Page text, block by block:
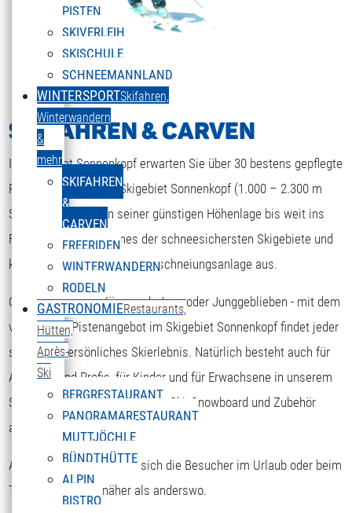
PISTEN
SKIVERLEIH
SKISCHULE
SCHNEEMANNLAND
WINTERSPORTSkifahren,
Winterwandern
&
mehr
SKIFAHREN
&
CARVEN
FREERIDEN
WINTERWANDERN
RODELN
GASTRONOMIERestaurants,
Hütten,
Après-
Ski
BERGRESTAURANT
PANORAMARESTAURANT
MUTTJÖCHLE
BÜNDTHÜTTE
ALPIN
BISTRO
SKIFAHREN & CARVEN
Im Skigebiet Sonnenkopf erwarten Sie über 30 bestens gepflegte
Pistenkilometer. Das Skigebiet Sonnenkopf (1.000 – 2.300 m
Seehöhe) gilt wegen seiner günstigen Höhenlage bis weit ins
Frühjahr hinein, als eines der schneesichersten Skigebiete und
kommt nach wie vor ohne Beschneiungsanlage aus.
Ob Anfänger oder Könner, ob Jung oder Junggeblieben - mit dem
vielseitigen Pistenangebot im Skigebiet Sonnenkopf findet jeder
sein ganz persönliches Skierlebnis. Natürlich besteht auch für
Anfänger und Profis, für Kinder und für Erwachsene in unserem
Skigebiet die Möglichkeit, sich Ski, Snowboard und Zubehör
auszuborgen.
Am Sonnenkopf kommen sich die Besucher im Urlaub oder beim
Tagesausflug viel näher als anderswo.
Sprache auswählen
ENGLISH